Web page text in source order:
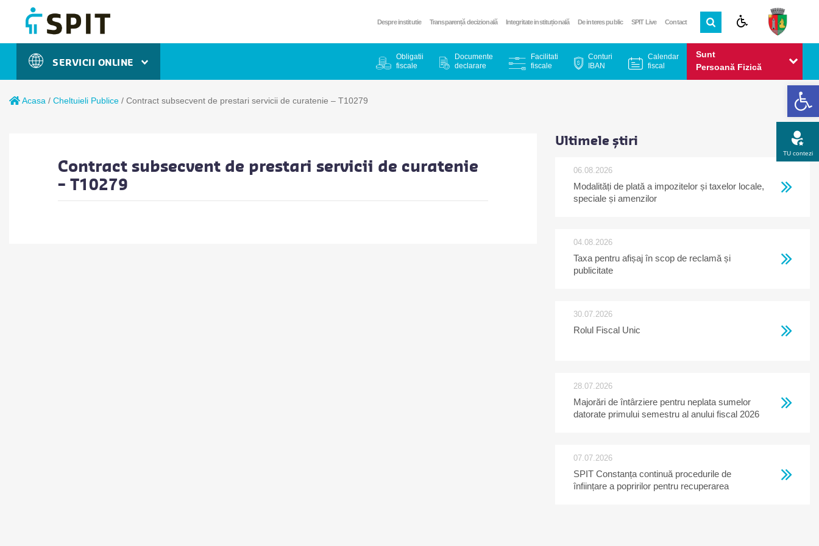
Despre institutie Transparență decizională Integritate instituțională De interes public SPIT Live Contact
SERVICII ONLINE
Sunt
Persoană Fizică
Obligatii
fiscale
Documente
declarare
Facilitati
fiscale
Conturi
IBAN
Calendar
fiscal
Acasa / Cheltuieli Publice / Contract subsecvent de prestari servicii de curatenie – T10279
Contract subsecvent de prestari servicii de curatenie
– T10279
Ultimele știri
06.08.2026
Modalități de plată a impozitelor și taxelor locale,
speciale și amenzilor
04.08.2026
Taxa pentru afișaj în scop de reclamă și
publicitate
30.07.2026
Rolul Fiscal Unic
28.07.2026
Majorări de întârziere pentru neplata sumelor
datorate primului semestru al anului fiscal 2026
07.07.2026
SPIT Constanța continuă procedurile de
înființare a popririlor pentru recuperarea
TU contezi
Opinia ta
Apel gratuit
Newsletter
Program